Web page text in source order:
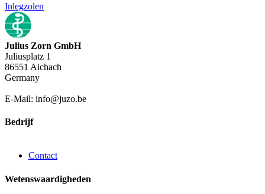
Inlegzolen
Julius Zorn GmbH
Juliusplatz 1
86551 Aichach
Germany
E-Mail: info@juzo.be
Bedrijf
Contact
Wetenswaardigheden